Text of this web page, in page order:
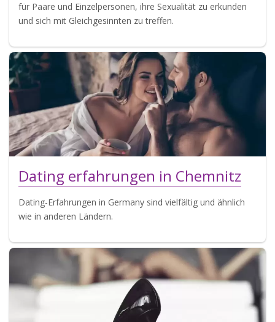
für Paare und Einzelpersonen, ihre Sexualität zu erkunden
und sich mit Gleichgesinnten zu treffen.
Dating erfahrungen in Chemnitz
Dating-Erfahrungen in Germany sind vielfältig und ähnlich
wie in anderen Ländern.